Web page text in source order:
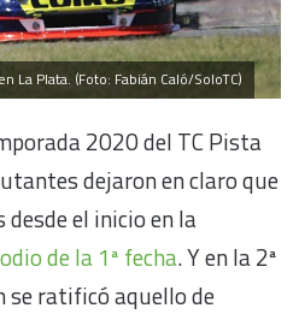
La Plata. (Foto: Fabián Caló/SoloTC)
2020 del TC Pista
dejaron en claro que
el inicio en la
de la 1ª fecha. Y en la 2ª
se ratificó aquello de